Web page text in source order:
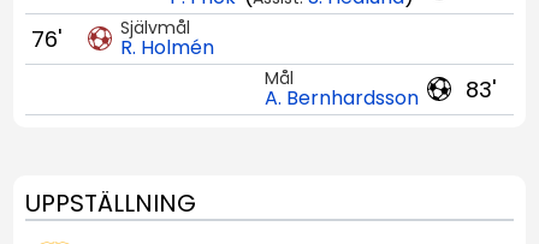
Självmål
R. Holmén
76'
83'
Mål
A. Bernhardsson
UPPSTÄLLNING